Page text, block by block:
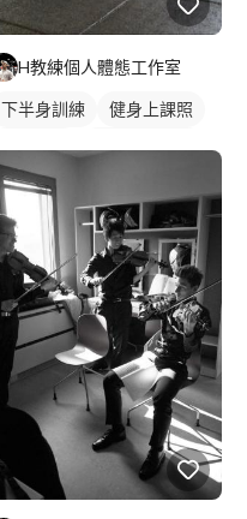
H教練個人體態工作室
下半身訓練
健身上課照
重訓教練
健身課程
腿部訓練